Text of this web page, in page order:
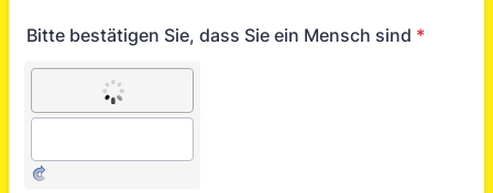
Bitte bestätigen Sie, dass Sie ein Mensch sind *